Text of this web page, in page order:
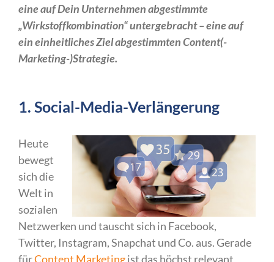
eine auf Dein Unternehmen abgestimmte
„Wirkstoffkombination“ untergebracht – eine auf
ein einheitliches Ziel abgestimmten Content(-
Marketing-)Strategie.
1. Social-Media-Verlängerung
Heute
bewegt
sich die
Welt in
sozialen
Netzwerken und tauscht sich in Facebook,
Twitter, Instagram, Snapchat und Co. aus. Gerade
fürContent Marketingist das höchst relevant,